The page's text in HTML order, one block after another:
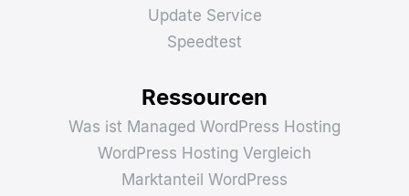
Update Service
Speedtest
Ressourcen
Was ist Managed WordPress Hosting
WordPress Hosting Vergleich
Marktanteil WordPress